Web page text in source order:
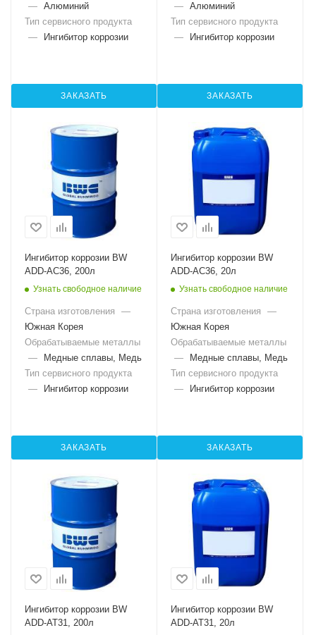
— Алюминий
Тип сервисного продукта
—
Ингибитор коррозии
ЗАКАЗАТЬ
— Алюминий
Тип сервисного продукта
—
Ингибитор коррозии
ЗАКАЗАТЬ
Ингибитор коррозии BW
ADD-AC36, 200л
Узнать свободное наличие
Страна изготовления
—
Южная Корея
Обрабатываемые металлы
—
Медные сплавы, Медь
Тип сервисного продукта
—
Ингибитор коррозии
ЗАКАЗАТЬ
Ингибитор коррозии BW
ADD-AC36, 20л
Узнать свободное наличие
Страна изготовления
—
Южная Корея
Обрабатываемые металлы
—
Медные сплавы, Медь
Тип сервисного продукта
—
Ингибитор коррозии
ЗАКАЗАТЬ
Ингибитор коррозии BW
ADD-AT31, 200л
Ингибитор коррозии BW
ADD-AT31, 20л